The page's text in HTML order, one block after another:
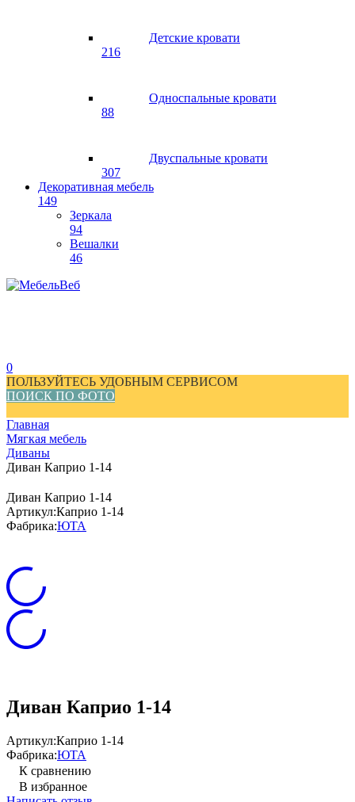
Детские кровати
216
Односпальные кровати
88
Двуспальные кровати
307
Декоративная мебель
149
Зеркала
94
Вешалки
46
0
ПОЛЬЗУЙТЕСЬ УДОБНЫМ СЕРВИСОМ
ПОИСК ПО ФОТО
Главная
Мягкая мебель
Диваны
Диван Каприо 1-14
Диван Каприо 1-14
Артикул:Каприо 1-14
Фабрика:ЮТА
Диван Каприо 1-14
Артикул:Каприо 1-14
Фабрика:ЮТА
К сравнению
В избранное